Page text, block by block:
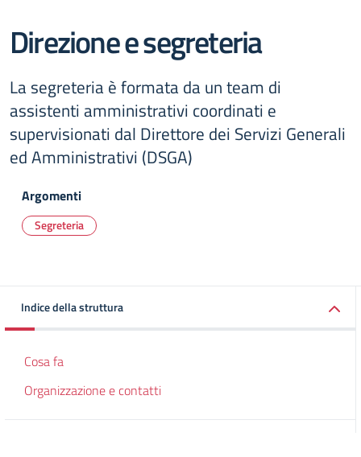
Direzione e segreteria
La segreteria è formata da un team di
assistenti amministrativi coordinati e
supervisionati dal Direttore dei Servizi Generali
ed Amministrativi (DSGA)
Argomenti
Segreteria
Indice della struttura
Cosa fa
Organizzazione e contatti